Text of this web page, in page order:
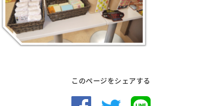
このページをシェアする